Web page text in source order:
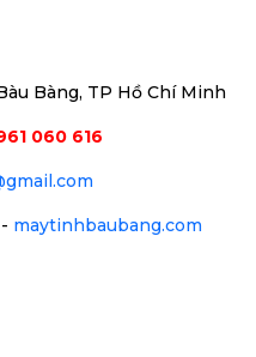
Bàng, TP Hồ Chí Minh
060 616
- maytinhbaubang.com